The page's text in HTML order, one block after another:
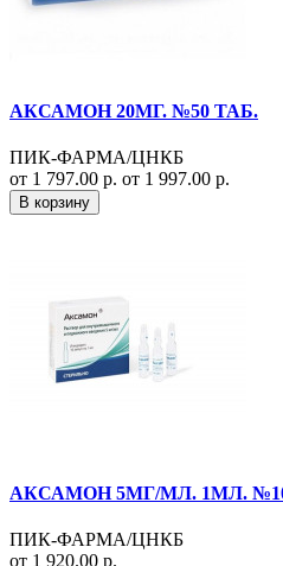
АКСАМОН 20МГ. №50 ТАБ.
ПИК-ФАРМА/ЦНКБ
от 1 797.00 р. от 1 997.00 р.
В корзину
АКСАМОН 5МГ/МЛ. 1МЛ.
ПИК-ФАРМА/ЦНКБ
от 1 920.00 р.